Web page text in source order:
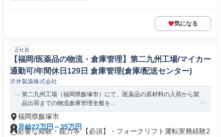
気になる
正社員
【福岡/医薬品の物流・倉庫管理】第二九州工場/マイカー
通勤可/年間休日129日 倉庫管理(倉庫/配送センター)
沢井製薬株式会社
第二九州工場（福岡県飯塚市）にて、医薬品の原材料の入荷から製
品出荷までの物流倉庫管理全般を...
福岡県飯塚市
月給22万円～35万円
必要な経験・能力等 【必須】・フォークリフト運転実務経験2